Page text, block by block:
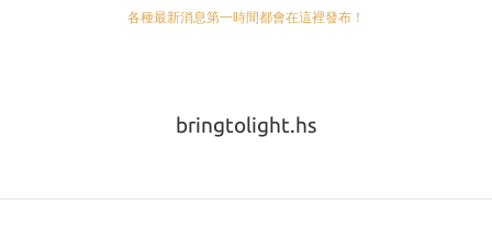
各種最新消息第一時間都會在這裡發布！
bringtolight.hs